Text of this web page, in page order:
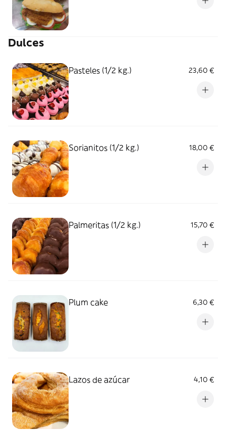
Dulces
Pasteles (1/2 kg.) 23,60 €
Sorianitos (1/2 kg.) 18,00 €
Palmeritas (1/2 kg.) 15,70 €
Plum cake 6,30 €
Lazos de azúcar 4,10 €